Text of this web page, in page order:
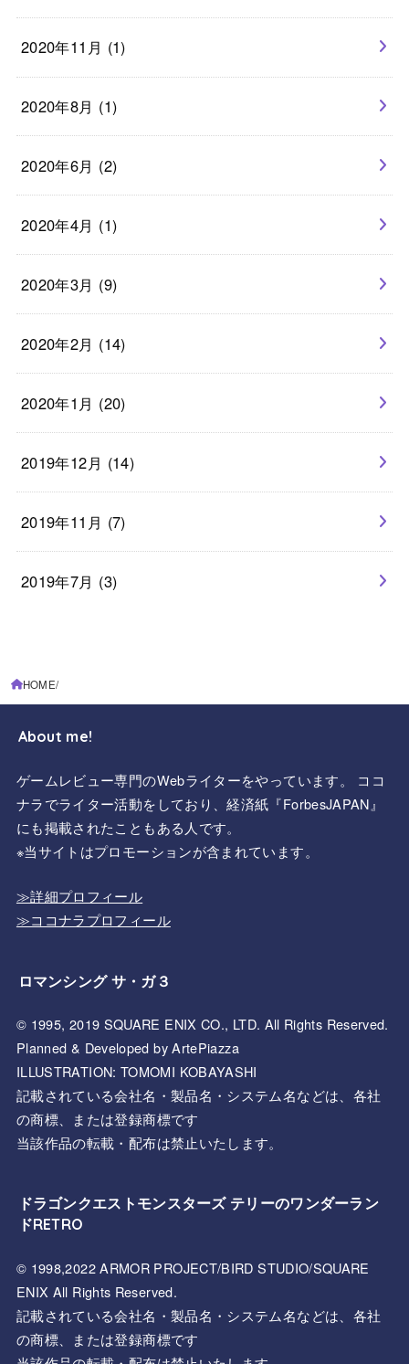
2020年11月 (1)
2020年8月 (1)
2020年6月 (2)
2020年4月 (1)
2020年3月 (9)
2020年2月 (14)
2020年1月 (20)
2019年12月 (14)
2019年11月 (7)
2019年7月 (3)
HOME
About me!
ゲームレビュー専門のWebライターをやっています。 ココ
ナラでライター活動をしており、経済紙『ForbesJAPAN』
にも掲載されたこともある人です。
※当サイトはプロモーションが含まれています。
≫詳細プロフィール
≫ココナラプロフィール
ロマンシング サ・ガ３
© 1995, 2019 SQUARE ENIX CO., LTD. All Rights Reserved.
Planned & Developed by ArtePiazza
ILLUSTRATION: TOMOMI KOBAYASHI
記載されている会社名・製品名・システム名などは、各社
の商標、または登録商標です
当該作品の転載・配布は禁止いたします。
ドラゴンクエストモンスターズ テリーのワンダーラン
ドRETRO
© 1998,2022 ARMOR PROJECT/BIRD STUDIO/SQUARE
ENIX All Rights Reserved.
記載されている会社名・製品名・システム名などは、各社
の商標、または登録商標です